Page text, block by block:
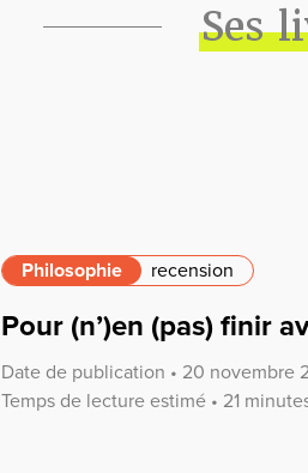
Ses
Philosophie recension
Pour (n’)en (pas) finir
Date de publication • 20 novembre
Temps de lecture estimé • 21